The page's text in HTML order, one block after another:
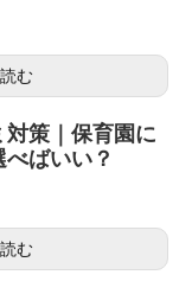
む
策｜保育園に
ばいい？
む